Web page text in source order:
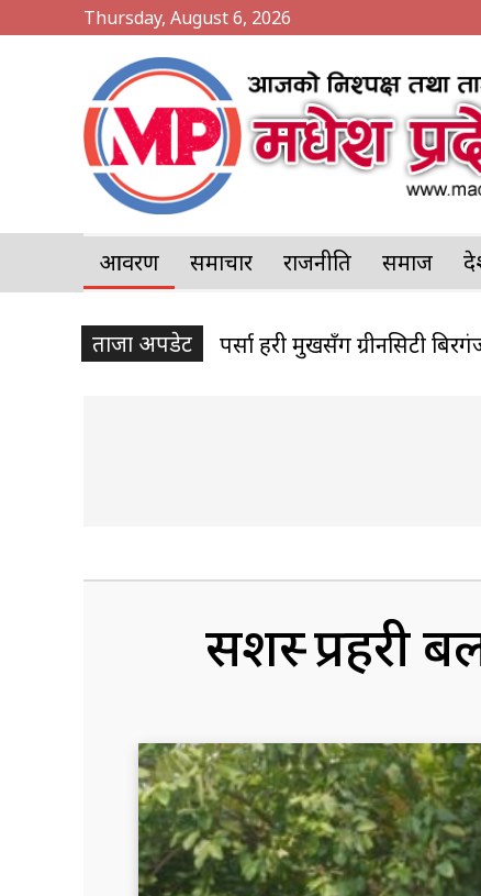
Thursday, August 6, 2026
आवरण समाचार राजनीति समाज
ताजा अपडेट पर्सामा २०७ केजी गाँजा बरामद,
सशस्त्र प्रहरी